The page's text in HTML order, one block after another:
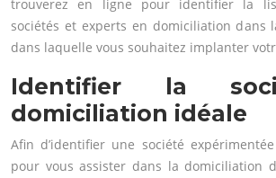
trouverez en ligne pour identifier la
sociétés et experts en domiciliation dans
dans laquelle vous souhaitez implanter
Identifier la
domiciliation idéale
Afin d’identifier une société
pour vous assister dans la domiciliation